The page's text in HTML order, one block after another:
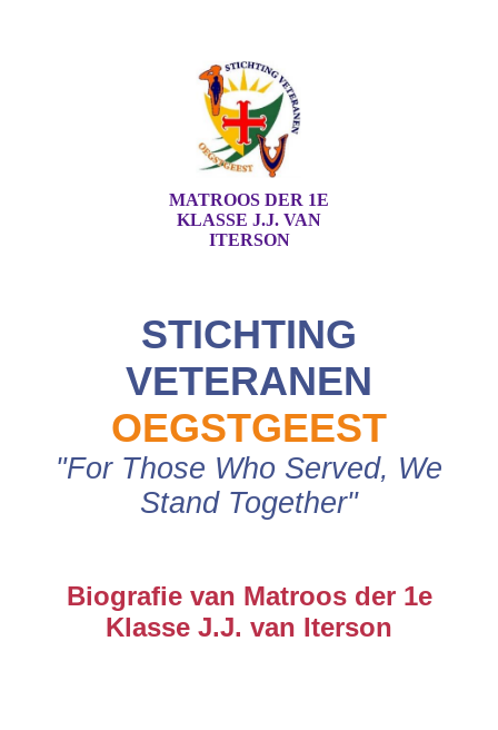
MATROOS DER 1E
KLASSE J.J. VAN
ITERSON
STICHTING
VETERANEN
OEGSTGEEST
"For Those Who Served, We
Stand Together"
Biografie van Matroos der 1e
Klasse J.J. van Iterson